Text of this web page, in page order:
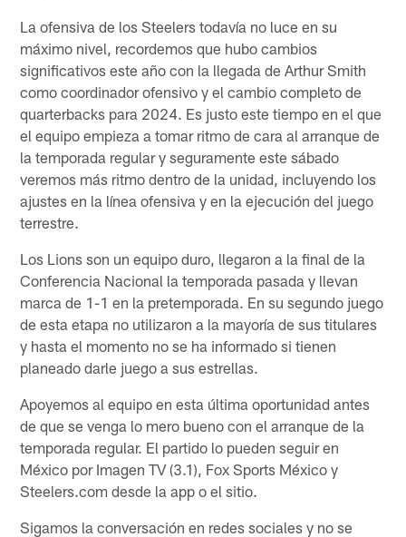
La ofensiva de los Steelers todavía no luce en su
máximo nivel, recordemos que hubo cambios
significativos este año con la llegada de Arthur Smith
como coordinador ofensivo y el cambio completo de
quarterbacks para 2024. Es justo este tiempo en el que
el equipo empieza a tomar ritmo de cara al arranque de
la temporada regular y seguramente este sábado
veremos más ritmo dentro de la unidad, incluyendo los
ajustes en la línea ofensiva y en la ejecución del juego
terrestre.
Los Lions son un equipo duro, llegaron a la final de la
Conferencia Nacional la temporada pasada y llevan
marca de 1-1 en la pretemporada. En su segundo juego
de esta etapa no utilizaron a la mayoría de sus titulares
y hasta el momento no se ha informado si tienen
planeado darle juego a sus estrellas.
Apoyemos al equipo en esta última oportunidad antes
de que se venga lo mero bueno con el arranque de la
temporada regular. El partido lo pueden seguir en
México por Imagen TV (3.1), Fox Sports México y
Steelers.com desde la app o el sitio.
Sigamos la conversación en redes sociales y no se